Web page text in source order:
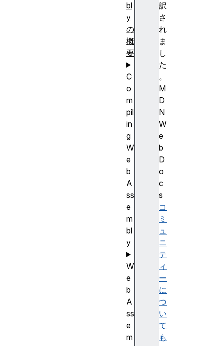
訳
さ
れ
ま
し
た
。
M
D
N
W
e
b
D
o
c
s
コ
ミ
ュ
ニ
テ
ィ
ー
に
つ
い
て
も
bl
y
の
概
要
C
o
m
pil
in
g
W
e
b
A
ss
e
m
bl
y
W
e
b
A
ss
e
m